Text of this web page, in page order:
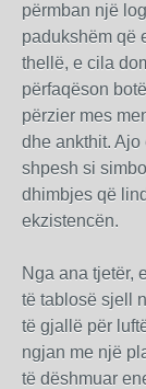
përmban një
padukshëm që
thellë, e cila
përfaqëson
përzier mes
dhe ankthit.
shpesh si
dhimbjes që
ekzistencën.
Nga ana tjetër,
të tablosë sjell
të gjallë për
ngjan me një
të dëshmuar